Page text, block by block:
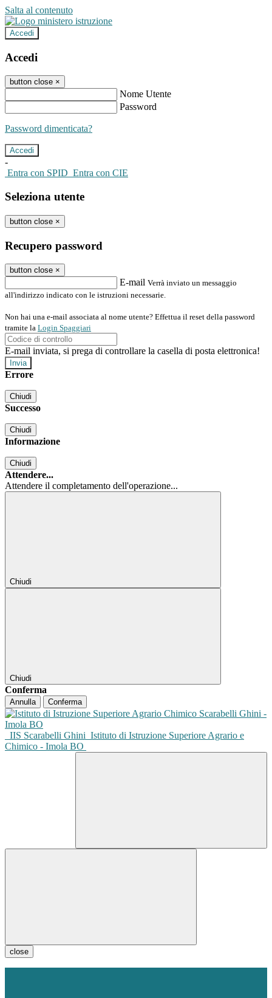
Salta al contenuto
Accedi
Accedi
button close ×
Nome Utente
Password
Password dimenticata?
-
Entra con SPID Entra con CIE
Seleziona utente
button close ×
Recupero password
button close ×
E-mail Verrà inviato un messaggio
all'indirizzo indicato con le istruzioni necessarie.
Non hai una e-mail associata al nome utente? Effettua il reset della password
tramite la Login Spaggiari
E-mail inviata, si prega di controllare la casella di posta elettronica!
Errore
Chiudi
Successo
Chiudi
Informazione
Chiudi
Attendere...
Attendere il completamento dell'operazione...
Chiudi
Chiudi
Conferma
Annulla Conferma
IIS Scarabelli Ghini Istituto di Istruzione Superiore Agrario e
Chimico - Imola BO
close